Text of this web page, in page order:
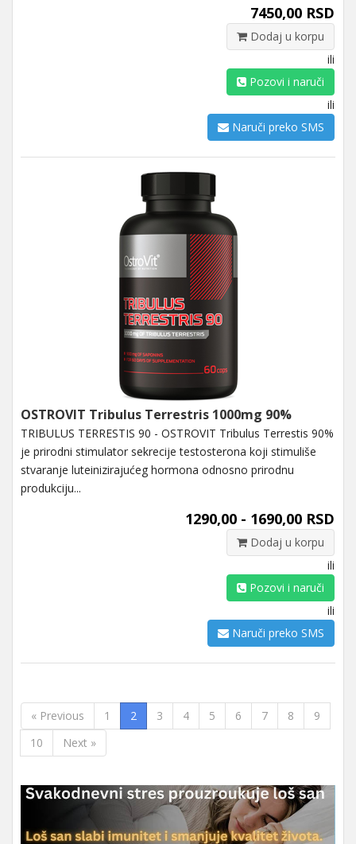
7450,00 RSD
Dodaj u korpu
ili
Pozovi i naruči
ili
Naruči preko SMS
OSTROVIT Tribulus Terrestris 1000mg 90%
TRIBULUS TERRESTIS 90 - OSTROVIT Tribulus Terrestis 90%
je prirodni stimulator sekrecije testosterona koji stimuliše
stvaranje luteinizirajućeg hormona odnosno prirodnu
produkciju...
1290,00 - 1690,00 RSD
Dodaj u korpu
ili
Pozovi i naruči
ili
Naruči preko SMS
« Previous 1 2 3 4 5 6 7 8
9
10
Next »